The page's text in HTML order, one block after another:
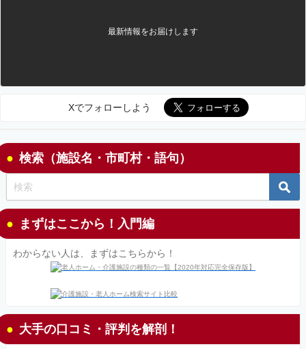
最新情報をお届けします
Xでフォローしよう
検索（施設名・市町村・語句）
まずはここから！入門編
わからない人は、まずはこちらから！
大手の口コミ・評判を解剖！